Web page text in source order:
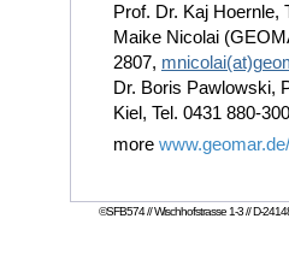
Prof. Dr. Kaj Hoernle,
Maike Nicolai
2807,
Dr. Boris Pawlowski,
Kiel, Tel. 0431 880-
more
©SFB574 // Wischhofstrasse 1-3 // D-